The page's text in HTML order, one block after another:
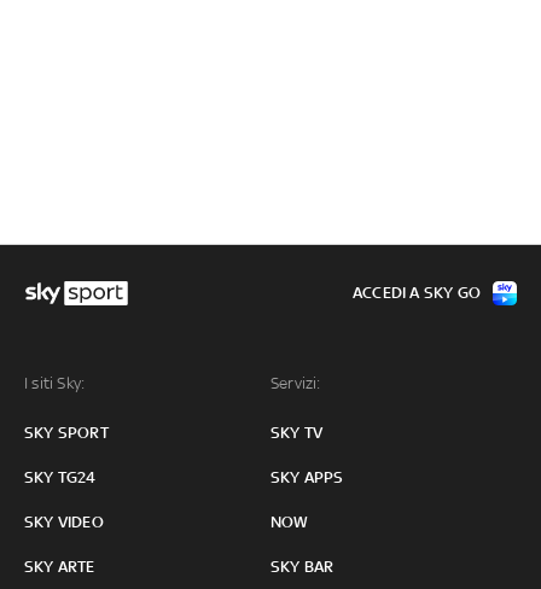
I siti Sky:
SKY SPORT
SKY TG24
SKY VIDEO
SKY ARTE
Servizi:
SKY TV
SKY APPS
NOW
SKY BAR
ACCEDI A SKY GO